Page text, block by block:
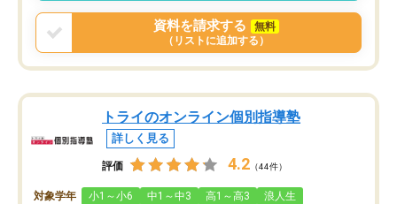
資料を請求する
無料
（リストに追加する）
トライのオンライン個別指導塾
詳しく見る
評価 4.2 （44件）
対象学年 小1～小6 中1～中3 高1～高3 浪人生